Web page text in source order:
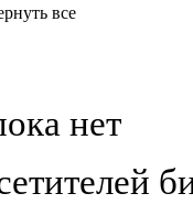
все
нет